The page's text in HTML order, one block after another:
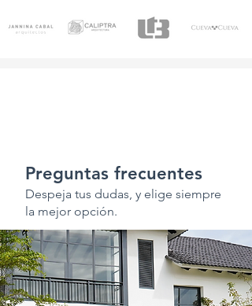
Preguntas frecuentes
Despeja tus dudas, y elige siempre
la mejor opción.
d
a
d
q
u
e
p
e
r
d
u
a
n
c
o